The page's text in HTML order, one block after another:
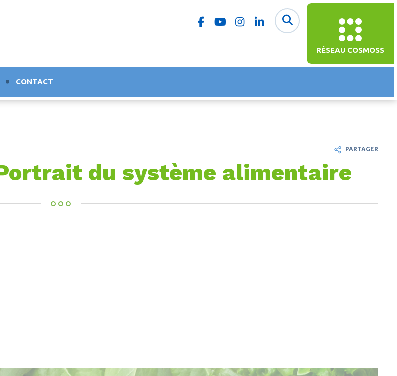
RÉSEAU COSMOSS
CONTACT
du système alimentaire
PARTAGER